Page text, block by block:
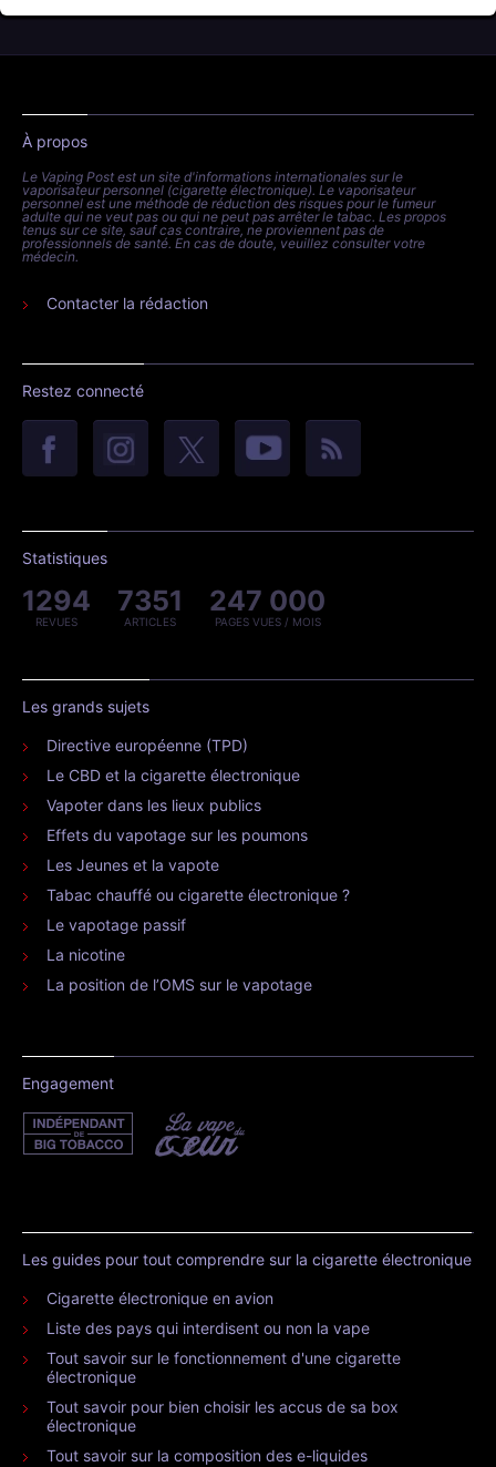
À propos
Le Vaping Post est un site d'informations internationales sur le
vaporisateur personnel (cigarette électronique). Le vaporisateur
personnel est une méthode de réduction des risques pour le fumeur
adulte qui ne veut pas ou qui ne peut pas arrêter le tabac. Les propos
tenus sur ce site, sauf cas contraire, ne proviennent pas de
professionnels de santé. En cas de doute, veuillez consulter votre
médecin.
Contacter la rédaction
Restez connecté
Statistiques
1294
REVUES
7351
ARTICLES
247 000
PAGES VUES / MOIS
Les grands sujets
Directive européenne (TPD)
Le CBD et la cigarette électronique
Vapoter dans les lieux publics
Effets du vapotage sur les poumons
Les Jeunes et la vapote
Tabac chauffé ou cigarette électronique ?
Le vapotage passif
La nicotine
La position de l’OMS sur le vapotage
Engagement
Les guides pour tout comprendre sur la cigarette électronique
Cigarette électronique en avion
Liste des pays qui interdisent ou non la vape
Tout savoir sur le fonctionnement d'une cigarette
électronique
Tout savoir pour bien choisir les accus de sa box
électronique
Tout savoir sur la composition des e-liquides